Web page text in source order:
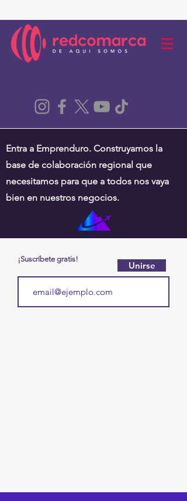
Entra a Emprenduro. Construyamos la
base de colaboración regional que
necesitamos para que a todos nos vaya
bien en nuestros negocios.
¡Suscríbete gratis!
Unirse